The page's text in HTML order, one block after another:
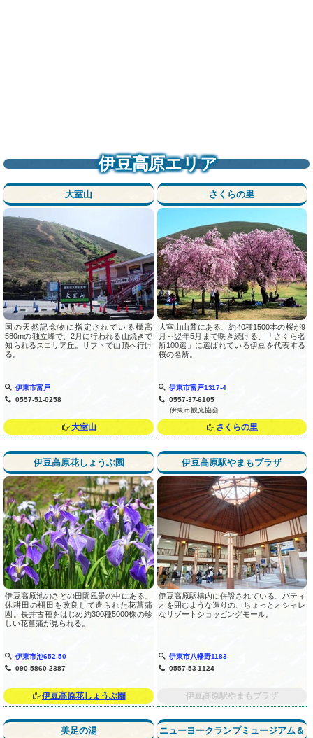
伊豆高原エリア
大室山
国の天然記念物に指定されている標高
580mの独立峰で、2月に行われる山焼きで
知られるスコリア丘。リフトで山頂へ行け
る。
伊東市富戸
0557-51-0258
大室山
さくらの里
大室山山麓にある、約40種1500本の桜が9
月～翌年5月まで咲き続ける、「さくら名
所100選」に選ばれている伊豆を代表する
桜の名所。
伊東市富戸1317-4
0557-37-6105
伊東市観光協会
さくらの里
伊豆高原花しょうぶ園
伊豆高原池のさとの田園風景の中にある、
休耕田の棚田を改良して造られた花菖蒲
園。長井古種をはじめ約300種5000株の珍
しい花菖蒲が見られる。
伊東市池652-50
090-5860-2387
伊豆高原花しょうぶ園
伊豆高原駅やまもプラザ
伊豆高原駅構内に併設されている、パティ
オを囲むような造りの、ちょっとオシャレ
なリゾートショッピングモール。
伊東市八幡野1183
0557-53-1124
伊豆高原駅やまもプラザ
美足の湯
ニューヨークランプミュージアム＆